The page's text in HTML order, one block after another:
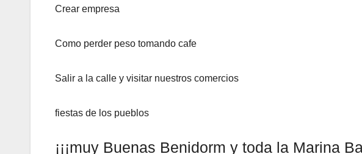
Crear empresa
Como perder peso tomando cafe
Salir a la calle y visitar nuestros comercios
fiestas de los pueblos
¡¡¡muy Buenas Benidorm y toda la Marina